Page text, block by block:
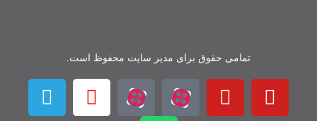
تمامی حقوق برای مدیر سایت محفوظ است.